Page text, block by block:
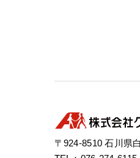
〒924-8510 石川県